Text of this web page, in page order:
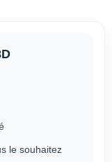
le souhaitez